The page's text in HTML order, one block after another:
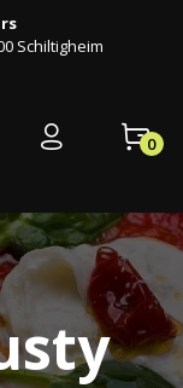
Schiltigheim
0